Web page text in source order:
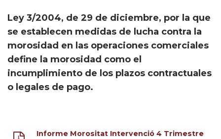
Ley 3/2004, de 29 de diciembre, por la que
se establecen medidas de lucha contra la
morosidad en las operaciones comerciales
define la morosidad como el
incumplimiento de los plazos contractuales
o legales de pago.
Informe Morositat Intervenció 4 Trimestre